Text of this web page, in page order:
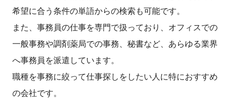
希望に合う条件の単語からの検索も可能です。
また、事務員の仕事を専門で扱っており、オフィスでの
一般事務や調剤薬局での事務、秘書など、あらゆる業界
へ事務員を派遣しています。
職種を事務に絞って仕事探しをしたい人に特におすすめ
の会社です。